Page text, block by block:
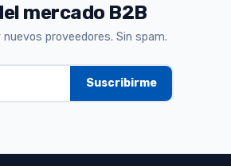
mercado B2B
proveedores. Sin spam.